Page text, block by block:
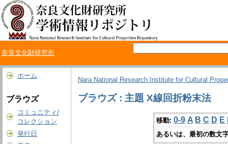
奈良文化財研究所
ホーム
ブラウズ
コミュニティ/
コレクション
発行日
Nara National Research Institute for Cultural
ブラウズ : 主題 X線回折粉末法
移動: 0-9 A B C D E
あるいは、最初の数文